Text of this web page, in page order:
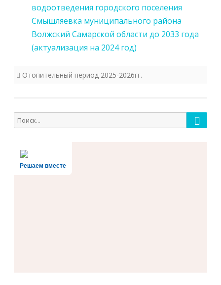
водоотведения городского поселения
Смышляевка муниципального района
Волжский Самарской области до 2033 года
(актуализация на 2024 год)
Отопительный период 2025-2026гг.
Поиск
для:
Поиск
Решаем вместе